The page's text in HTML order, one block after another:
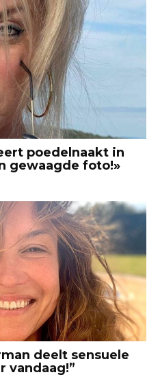
poedelnaakt in
gewaagde foto!»
deelt sensuele
vandaag!”